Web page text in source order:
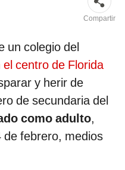
Compartir
un colegio del
el centro de Florida
y herir de
de secundaria del
como adulto,
febrero, medios